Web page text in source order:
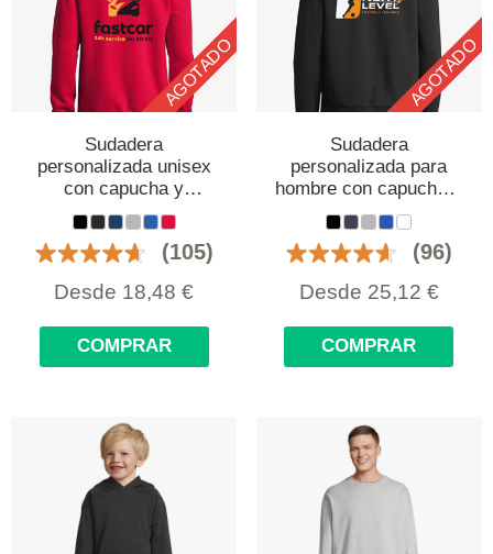
AGOTADO
Sudadera
personalizada unisex
con capucha y
cremallera
(105)
Desde 18,48 €
COMPRAR
AGOTADO
Sudadera
personalizada para
hombre con capucha y
cremallera
(96)
Desde 25,12 €
COMPRAR